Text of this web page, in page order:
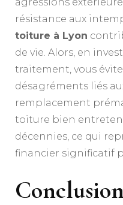
résistance aux
toiture à Lyon
de vie. Alors, en
traitement, vous
désagréments liés
remplacement
toiture bien
décennies, ce qui
financier significatif